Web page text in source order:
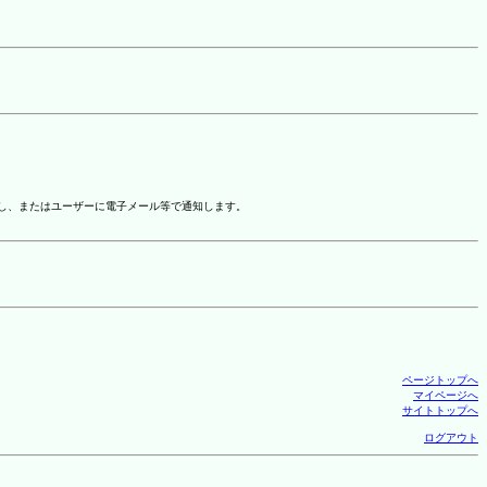
、またはユーザーに電子メール等で通知します。
ページトップへ
マイページへ
サイトトップへ
ログアウト